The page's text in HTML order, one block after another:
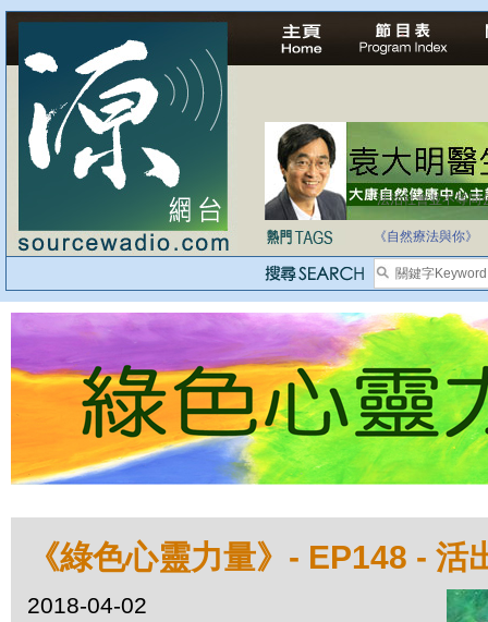
法治社會並不等同
《自然療法與你》
《綠色心靈力量》- EP148 - 活
2018-04-02